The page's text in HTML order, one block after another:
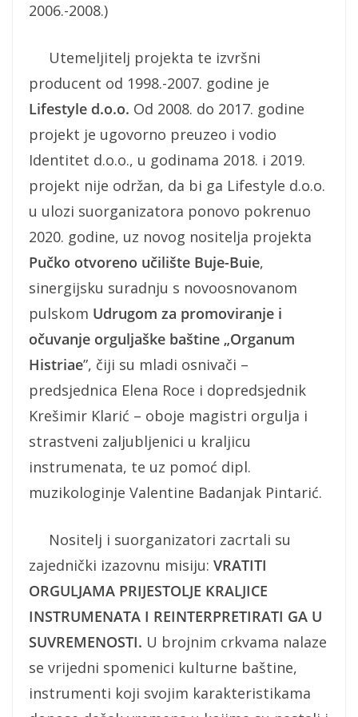
2006.-2008.)
Utemeljitelj projekta te izvršni
producent od 1998.-2007. godine je
Lifestyle d.o.o. Od 2008. do 2017. godine
projekt je ugovorno preuzeo i vodio
Identitet d.o.o., u godinama 2018. i 2019.
projekt nije održan, da bi ga Lifestyle d.o.o.
u ulozi suorganizatora ponovo pokrenuo
2020. godine, uz novog nositelja projekta
Pučko otvoreno učilište Buje-Buie,
sinergijsku suradnju s novoosnovanom
pulskom Udrugom za promoviranje i
očuvanje orguljaške baštine „Organum
Histriae”, čiji su mladi osnivači –
predsjednica Elena Roce i dopredsjednik
Krešimir Klarić – oboje magistri orgulja i
strastveni zaljubljenici u kraljicu
instrumenata, te uz pomoć dipl.
muzikologinje Valentine Badanjak Pintarić.
Nositelj i suorganizatori zacrtali su
zajednički izazovnu misiju: VRATITI
ORGULJAMA PRIJESTOLJE KRALJICE
INSTRUMENATA I REINTERPRETIRATI GA U
SUVREMENOSTI. U brojnim crkvama nalaze
se vrijedni spomenici kulturne baštine,
instrumenti koji svojim karakteristikama